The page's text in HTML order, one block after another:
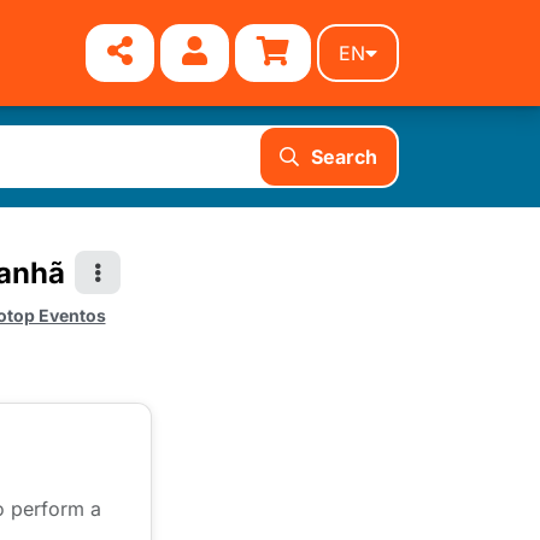
EN
Search
Eventos
perform a